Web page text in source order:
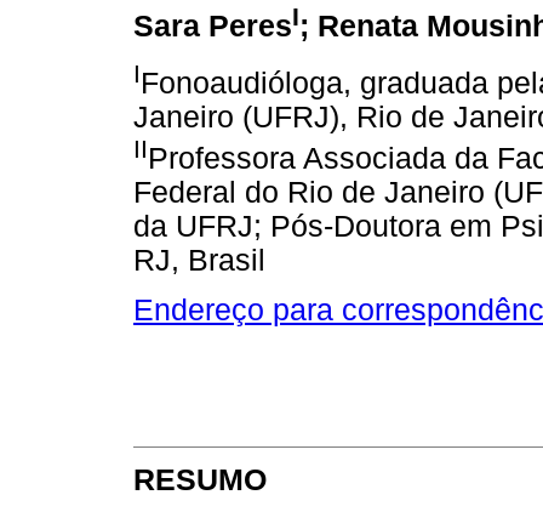
Sara PeresI; Renata
IFonoaudióloga, graduada
Janeiro (UFRJ), Rio de
IIProfessora Associada da
Federal do Rio de Janeiro
da UFRJ; Pós-Doutora em
RJ, Brasil
Endereço para
RESUMO